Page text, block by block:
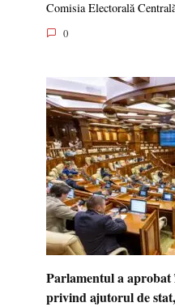
Comisia Electorală
0
Parlamentul a
privind ajutorul de